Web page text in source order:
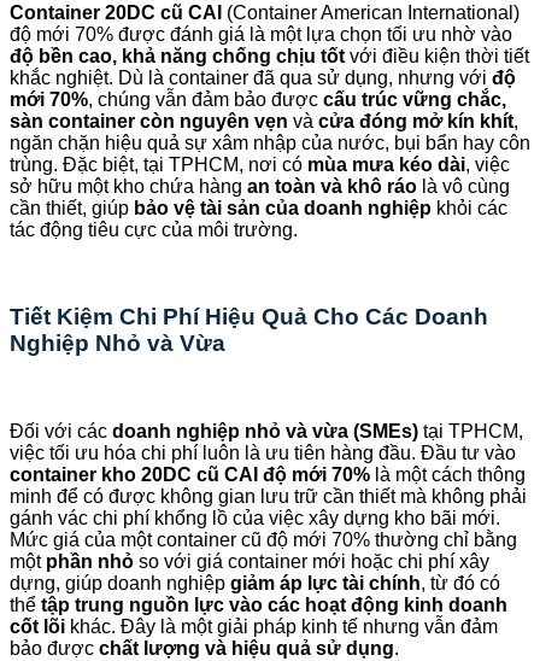
Container 20DC cũ CAI (Container American International)
độ mới 70% được đánh giá là một lựa chọn tối ưu nhờ vào
độ bền cao, khả năng chống chịu tốt với điều kiện thời tiết
khắc nghiệt. Dù là container đã qua sử dụng, nhưng với độ
mới 70%, chúng vẫn đảm bảo được cấu trúc vững chắc,
sàn container còn nguyên vẹn và cửa đóng mở kín khít,
ngăn chặn hiệu quả sự xâm nhập của nước, bụi bẩn hay côn
trùng. Đặc biệt, tại TPHCM, nơi có mùa mưa kéo dài, việc
sở hữu một kho chứa hàng an toàn và khô ráo là vô cùng
cần thiết, giúp bảo vệ tài sản của doanh nghiệp khỏi các
tác động tiêu cực của môi trường.
Tiết Kiệm Chi Phí Hiệu Quả Cho Các Doanh
Nghiệp Nhỏ và Vừa
Đối với các doanh nghiệp nhỏ và vừa (SMEs) tại TPHCM,
việc tối ưu hóa chi phí luôn là ưu tiên hàng đầu. Đầu tư vào
container kho 20DC cũ CAI độ mới 70% là một cách thông
minh để có được không gian lưu trữ cần thiết mà không phải
gánh vác chi phí khổng lồ của việc xây dựng kho bãi mới.
Mức giá của một container cũ độ mới 70% thường chỉ bằng
một phần nhỏ so với giá container mới hoặc chi phí xây
dựng, giúp doanh nghiệp giảm áp lực tài chính, từ đó có
thể tập trung nguồn lực vào các hoạt động kinh doanh
cốt lõi khác. Đây là một giải pháp kinh tế nhưng vẫn đảm
bảo được chất lượng và hiệu quả sử dụng.